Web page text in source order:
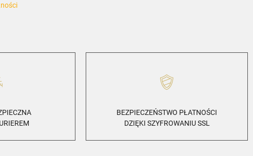
BEZPIECZEŃSTWO PŁATNOŚCI
DZIĘKI SZYFROWANIU SSL